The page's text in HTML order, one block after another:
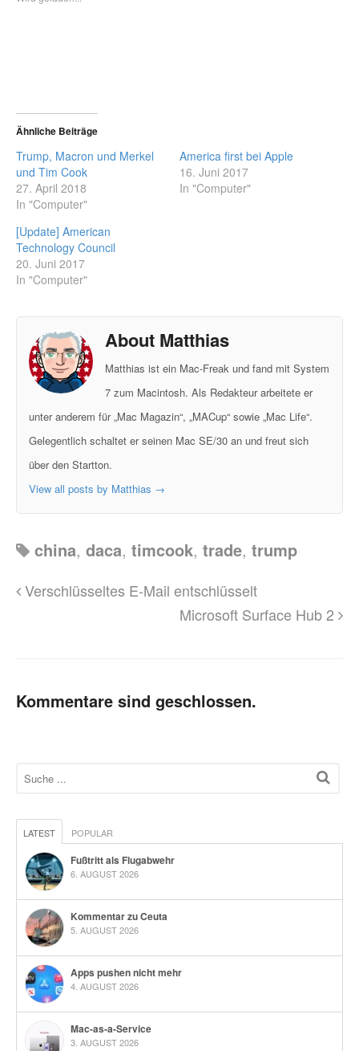
Ähnliche Beiträge
Trump, Macron und Merkel
und Tim Cook
27. April 2018
In "Computer"
America first bei Apple
16. Juni 2017
In "Computer"
[Update] American
Technology Council
20. Juni 2017
In "Computer"
About Matthias
Matthias ist ein Mac-Freak und fand mit System
7 zum Macintosh. Als Redakteur arbeitete er
unter anderem für „Mac Magazin“, „MACup“ sowie „Mac Life“.
Gelegentlich schaltet er seinen Mac SE/30 an und freut sich
über den Startton.
View all posts by Matthias →
china, daca, timcook, trade, trump
Verschlüsseltes E-Mail entschlüsselt
Microsoft Surface Hub 2
Kommentare sind geschlossen.
LATEST POPULAR
Fußtritt als Flugabwehr
6. AUGUST 2026
Kommentar zu Ceuta
5. AUGUST 2026
Apps pushen nicht mehr
4. AUGUST 2026
Mac-as-a-Service
3. AUGUST 2026